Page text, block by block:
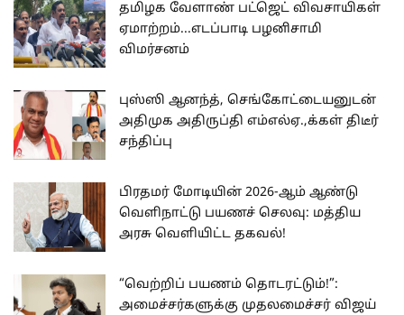
தமிழக வேளாண் பட்ஜெட் விவசாயிகள்
ஏமாற்றம்...எடப்பாடி பழனிசாமி
விமர்சனம்
புஸ்ஸி ஆனந்த், செங்கோட்டையனுடன்
அதிமுக அதிருப்தி எம்எல்ஏ.,க்கள் திடீர்
சந்திப்பு
பிரதமர் மோடியின் 2026-ஆம் ஆண்டு
வெளிநாட்டு பயணச் செலவு: மத்திய
அரசு வெளியிட்ட தகவல்!
“வெற்றிப் பயணம் தொடரட்டும்!”:
அமைச்சர்களுக்கு முதலமைச்சர் விஜய்